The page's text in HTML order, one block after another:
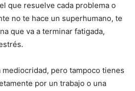
que resuelve cada problema o
no te hace un superhumano, te
que va a terminar fatigada,
mediocridad, pero tampoco tienes
por un trabajo o una